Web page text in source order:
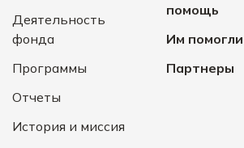
Деятельность
фонда
Программы
Отчеты
История и миссия
помощь
Им помогли
Партнеры